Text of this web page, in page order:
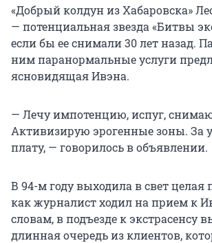
«Добрый колдун из Хабаровска»
— потенциальная звезда «Битвы
если бы ее снимали 30 лет назад.
ним паранормальные услуги
ясновидящая Ивэна.
— Лечу импотенцию, испуг, снимаю
Активизирую эрогенные зоны. За
плату, — говорилось в объявлении.
В 94-м году выходила в свет целая
как журналист ходил на прием к
словам, в подъезде к экстрасенсу
длинная очередь из клиентов,